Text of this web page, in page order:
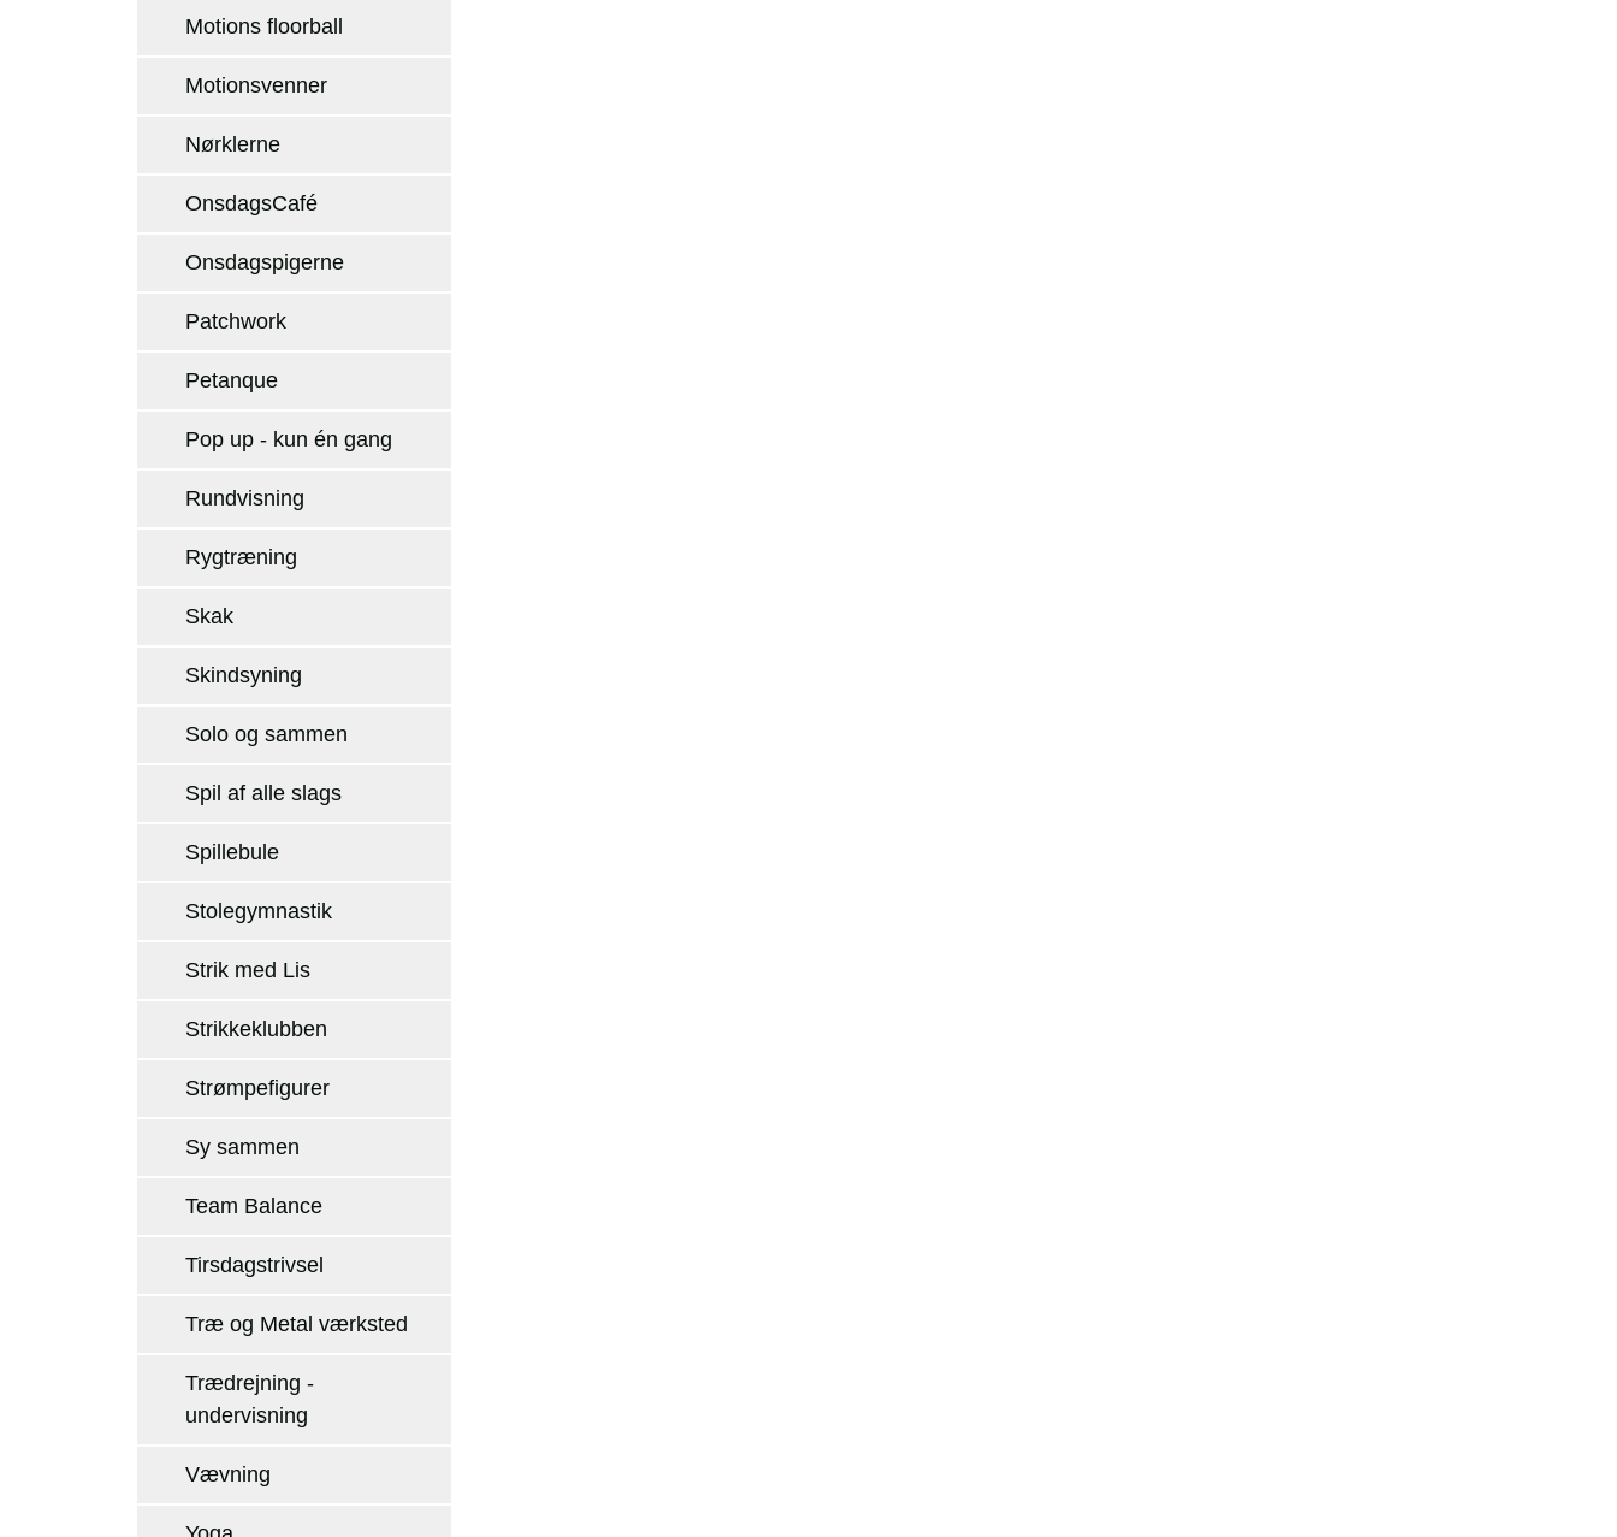
Motions floorball
Motionsvenner
Nørklerne
OnsdagsCafé
Onsdagspigerne
Patchwork
Petanque
Pop up - kun én gang
Rundvisning
Rygtræning
Skak
Skindsyning
Solo og sammen
Spil af alle slags
Spillebule
Stolegymnastik
Strik med Lis
Strikkeklubben
Strømpefigurer
Sy sammen
Team Balance
Tirsdagstrivsel
Træ og Metal værksted
Trædrejning -
undervisning
Vævning